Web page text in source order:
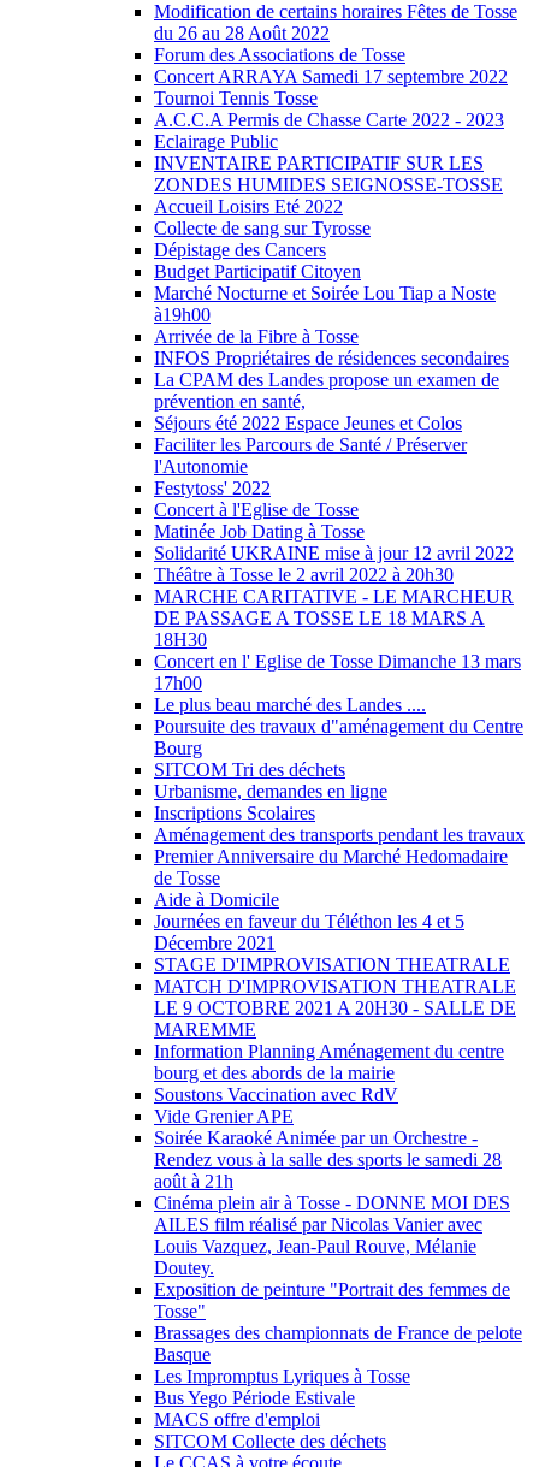
Modification de certains horaires Fêtes de Tosse
du 26 au 28 Août 2022
Forum des Associations de Tosse
Concert ARRAYA Samedi 17 septembre 2022
Tournoi Tennis Tosse
A.C.C.A Permis de Chasse Carte 2022 - 2023
Eclairage Public
INVENTAIRE PARTICIPATIF SUR LES
ZONDES HUMIDES SEIGNOSSE-TOSSE
Accueil Loisirs Eté 2022
Collecte de sang sur Tyrosse
Dépistage des Cancers
Budget Participatif Citoyen
Marché Nocturne et Soirée Lou Tiap a Noste
à19h00
Arrivée de la Fibre à Tosse
INFOS Propriétaires de résidences secondaires
La CPAM des Landes propose un examen de
prévention en santé,
Séjours été 2022 Espace Jeunes et Colos
Faciliter les Parcours de Santé / Préserver
l'Autonomie
Festytoss' 2022
Concert à l'Eglise de Tosse
Matinée Job Dating à Tosse
Solidarité UKRAINE mise à jour 12 avril 2022
Théâtre à Tosse le 2 avril 2022 à 20h30
MARCHE CARITATIVE - LE MARCHEUR
DE PASSAGE A TOSSE LE 18 MARS A
18H30
Concert en l' Eglise de Tosse Dimanche 13 mars
17h00
Le plus beau marché des Landes ....
Poursuite des travaux d"aménagement du Centre
Bourg
SITCOM Tri des déchets
Urbanisme, demandes en ligne
Inscriptions Scolaires
Aménagement des transports pendant les travaux
Premier Anniversaire du Marché Hedomadaire
de Tosse
Aide à Domicile
Journées en faveur du Téléthon les 4 et 5
Décembre 2021
STAGE D'IMPROVISATION THEATRALE
MATCH D'IMPROVISATION THEATRALE
LE 9 OCTOBRE 2021 A 20H30 - SALLE DE
MAREMME
Information Planning Aménagement du centre
bourg et des abords de la mairie
Soustons Vaccination avec RdV
Vide Grenier APE
Soirée Karaoké Animée par un Orchestre -
Rendez vous à la salle des sports le samedi 28
août à 21h
Cinéma plein air à Tosse - DONNE MOI DES
AILES film réalisé par Nicolas Vanier avec
Louis Vazquez, Jean-Paul Rouve, Mélanie
Doutey.
Exposition de peinture "Portrait des femmes de
Tosse"
Brassages des championnats de France de pelote
Basque
Les Impromptus Lyriques à Tosse
Bus Yego Période Estivale
MACS offre d'emploi
SITCOM Collecte des déchets
Le CCAS à votre écoute